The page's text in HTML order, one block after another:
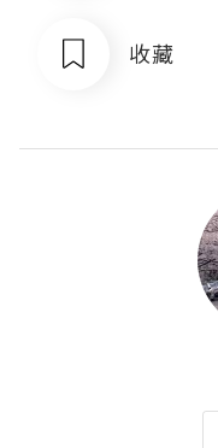
收藏